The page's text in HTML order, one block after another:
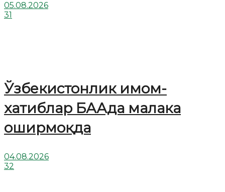
05.08.2026
31
Ўзбекистонлик имом-
хатиблар БААда малака
оширмоқда
04.08.2026
32